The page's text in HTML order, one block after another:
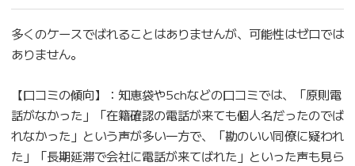
多くのケースでばれることはありませんが、可能性はゼロでは
ありません。
【口コミの傾向】：知恵袋や5chなどの口コミでは、「原則電
話がなかった」「在籍確認の電話が来ても個人名だったのでば
れなかった」という声が多い一方で、「勘のいい同僚に疑われ
た」「長期延滞で会社に電話が来てばれた」といった声も見ら